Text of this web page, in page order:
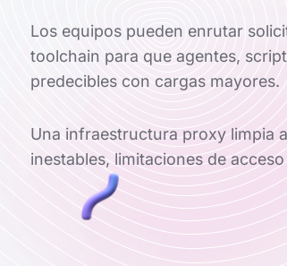
Los equipos pueden enrutar
toolchain para que agentes,
predecibles con cargas mayores.
Una infraestructura proxy limpia
inestables, limitaciones de